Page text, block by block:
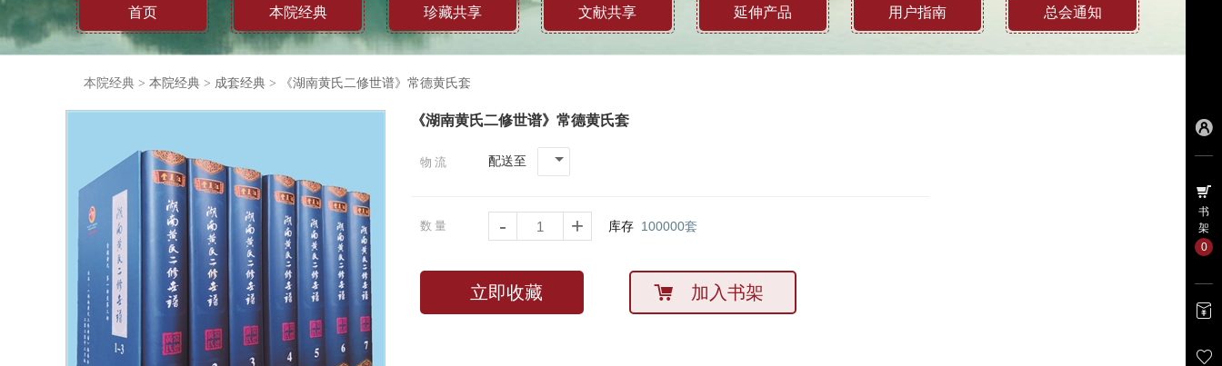
首页 本院经典 珍藏共享 文献共享 延伸产品 用户指南 总会通知
书
架
0
本院经典 > 本院经典 > 成套经典 > 《湖南黄氏二修世谱》常德黄氏套
《湖南黄氏二修世谱》常德黄氏套
物流 配送至
数量 - + 库存 100000套
立即收藏 加入书架